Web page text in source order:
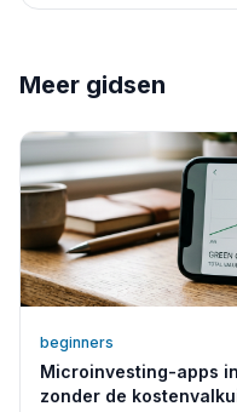
Meer gidsen
beginners
Microinvesting-apps
zonder de